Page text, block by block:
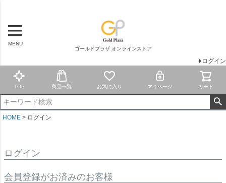
MENU
ゴールドプラザ オンラインストア
ログイン
TOP 商品一覧 お気に入り マイページ カート
HOME ログイン
ログイン
会員登録がお済みのお客様